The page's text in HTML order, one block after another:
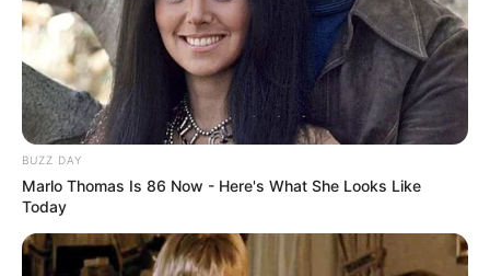
เปิดสมัครสมาชิก (ฟรี) เร็วๆนี้
LEGAL
นโยบายคุกกี้
นโยบายการคุ้มครองข้อมูลส่วนบุคคล
ติดต่อเรา
เว็บไซต์นี้ใช้คุกกี้
เพื่อการนำเสนอเนื้อหาที่ดี รวมถึงการจัดการข้อมูลส่วนบุคคล เพื่อให้คุณได้รับ
ประสบการณ์ที่ดีบนบริการของเว็บไซต์เรา หากคุณใช้บริการเว็บไซต์นี้ต่อไปโดย
ไม่มีการปรับตั้งค่าใดๆนั้น แสดงว่าคุณยอมรับนโยบายคุกกี้และนโยบายส่วน
บุคคลของเรา
ยอมรับ เรียนรู้เพิ่มเติม
BUZZ DAY
Marlo Thomas Is 86 Now - Here's What She Looks Like
Today